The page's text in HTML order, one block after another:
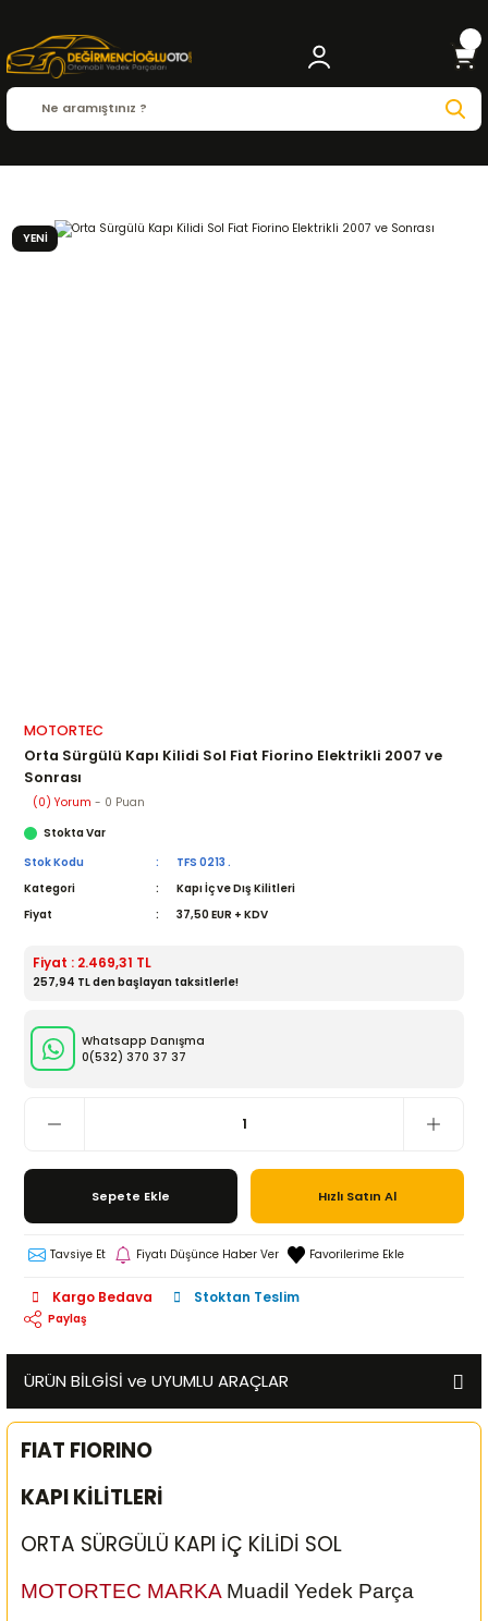
YENİ
MOTORTEC
Orta Sürgülü Kapı Kilidi Sol Fiat Fiorino Elektrikli 2007 ve
Sonrası
(0) Yorum - 0 Puan
Stokta Var
Stok Kodu
TFS 0213 .
Kategori
Kapı İç ve Dış Kilitleri
Fiyat
37,50 EUR + KDV
Fiyat : 2.469,31 TL
257,94 TL den başlayan taksitlerle!
Whatsapp Danışma
0(532) 370 37 37
Sepete Ekle Hızlı Satın Al
Tavsiye Et Fiyatı Düşünce Haber Ver
Kargo Bedava Stoktan Teslim
Paylaş
ÜRÜN BİLGİSİ ve UYUMLU ARAÇLAR
FIAT FIORINO
KAPI KİLİTLERİ
ORTA SÜRGÜLÜ KAPI İÇ KİLİDİ SOL
MOTORTEC MARKA Muadil Yedek Parça